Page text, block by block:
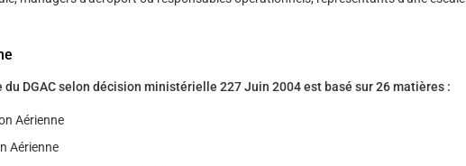
du DGAC selon décision ministérielle 227 Juin 2004 est basé sur 26 matières :
Aérienne
Aérienne